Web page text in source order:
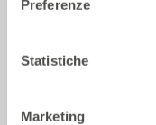
Preferenze
Statistiche
Marketing